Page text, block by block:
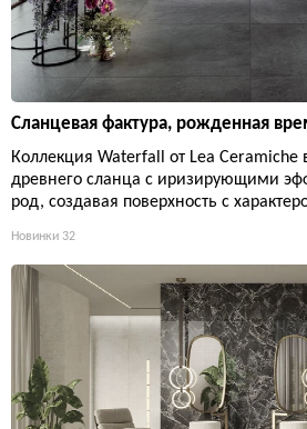
Сланцевая фактура, рожденная
Коллекция Waterfall от Lea Ceramiche
древнего сланца с иризирующими
род, создавая поверхность с
Новинки 32